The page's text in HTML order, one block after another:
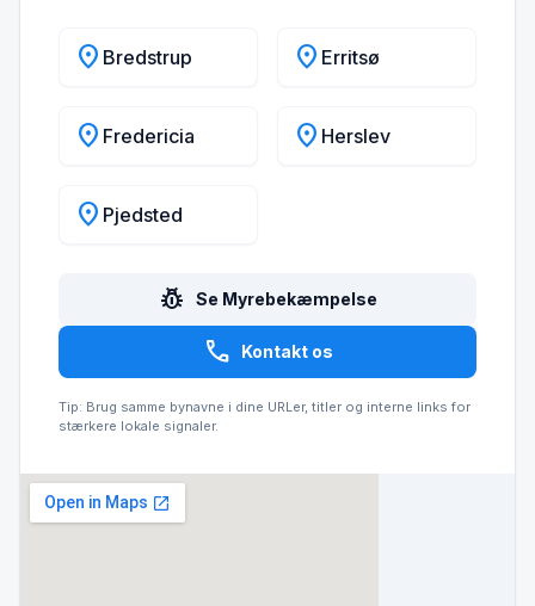
location_on Bredstrup location_on Erritsø
location_on Fredericia location_on Herslev
location_on Pjedsted
pest_control Se Myrebekæmpelse
call Kontakt os
Tip: Brug samme bynavne i dine URLer, titler og interne links for
stærkere lokale signaler.